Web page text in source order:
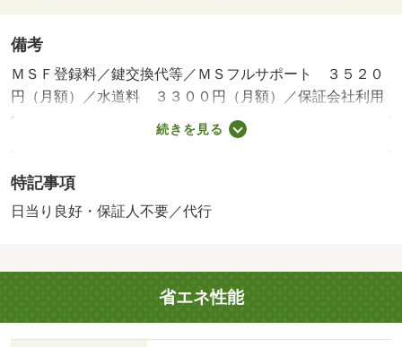
備考
ＭＳＦ登録料／鍵交換代等／ＭＳフルサポート ３５２０
円（月額）／水道料 ３３００円（月額）／保証会社利用
必：【初回】１，０００円 【月額】ＭＳフルサポートに
含む 【更新】３，５００円／年／［退去時費用 修繕
社：オリコフォレントインシュア／バストイレ別／バルコ
ニー／エアコン／ガスコンロ対応／クロゼット／シャワー
化粧台／駐輪場／光ファイバー／礼金不要／敷金不要／保
証人不要／冷蔵庫／２沿線利用可／洗濯機／ネット使用料
不要／眺望良好／電子レンジ／家具付／２駅利用可／駅徒
歩１０分以内／敷地内ごみ置き場／東南向き／プロパンガ
続きを見る
特記事項
日当り良好・保証人不要／代行
省エネ性能